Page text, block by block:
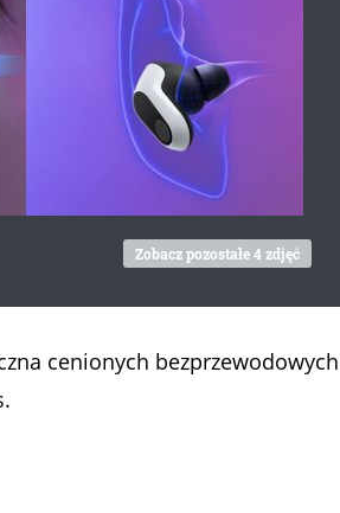
Zobacz pozostałe 4 zdjęć
cenionych bezprzewodowych